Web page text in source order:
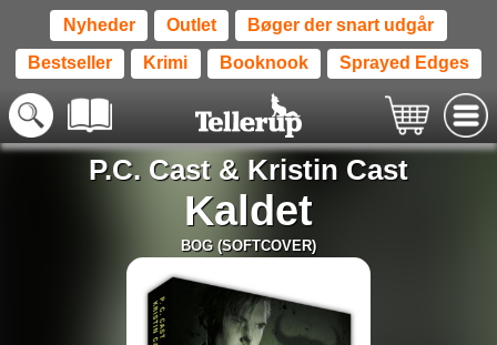
Nyheder Outlet Bøger der snart udgår
Bestseller Krimi Booknook Sprayed Edges
P.C. Cast& Kristin Cast
Kaldet
BOG (SOFTCOVER)